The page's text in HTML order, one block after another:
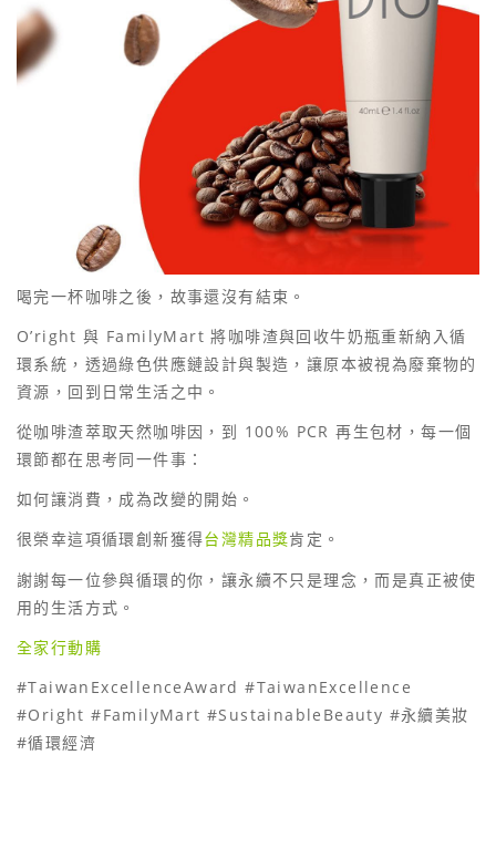
喝完一杯咖啡之後，故事還沒有結束。
O’right 與 FamilyMart 將咖啡渣與回收牛奶瓶重新納入循
環系統，透過綠色供應鏈設計與製造，讓原本被視為廢棄物的
資源，回到日常生活之中。
從咖啡渣萃取天然咖啡因，到 100% PCR 再生包材，每一個
環節都在思考同一件事：
如何讓消費，成為改變的開始。
很榮幸這項循環創新獲得台灣精品獎肯定。
謝謝每一位參與循環的你，讓永續不只是理念，而是真正被使
用的生活方式。
全家行動購
#TaiwanExcellenceAward #TaiwanExcellence
#Oright #FamilyMart #SustainableBeauty #永續美妝
#循環經濟